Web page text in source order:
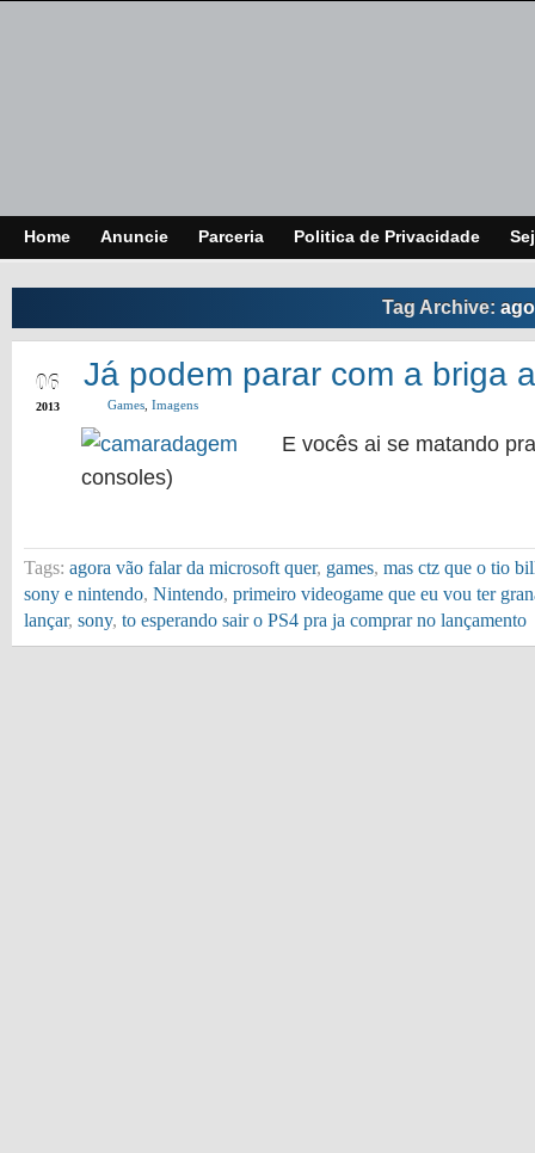
Home Anuncie Parceria Politica de Privacidade
Tag Archive:
06
2013
Já podem parar com a briga
Games Imagens
E vocês ai se matando
consoles)
Tags: agora vão falar da microsoft quer, games, mas ctz que o tio
sony e nintendo, Nintendo, primeiro videogame que eu vou ter
lançar, sony, to esperando sair o PS4 pra ja comprar no lançamento